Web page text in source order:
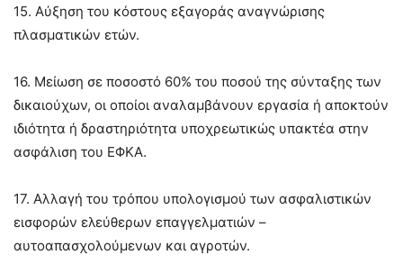
15. Αύξηση του κόστους εξαγοράς αναγνώρισης
πλασματικών ετών.
16. Μείωση σε ποσοστό 60% του ποσού της σύνταξης των
δικαιούχων, οι οποίοι αναλαμβάνουν εργασία ή αποκτούν
ιδιότητα ή δραστηριότητα υποχρεωτικώς υπακτέα στην
ασφάλιση του ΕΦΚΑ.
17. Αλλαγή του τρόπου υπολογισμού των ασφαλιστικών
εισφορών ελεύθερων επαγγελματιών –
αυτοαπασχολούμενων και αγροτών.